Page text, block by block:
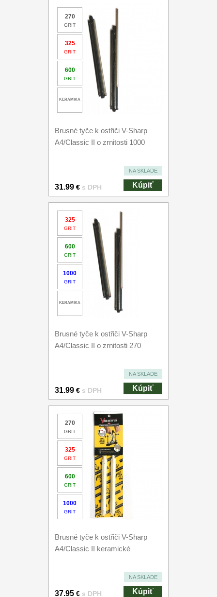
270
GRIT
325
GRIT
600
GRIT
KERAMIKA
Brusné tyče k ostřiči V-Sharp
A4/Classic II o zrnitosti 1000
NA SKLADE
31.99 € s DPH Kúpiť
325
GRIT
600
GRIT
1000
GRIT
KERAMIKA
Brusné tyče k ostřiči V-Sharp
A4/Classic II o zrnitosti 270
NA SKLADE
31.99 € s DPH Kúpiť
270
GRIT
325
GRIT
600
GRIT
1000
GRIT
Brusné tyče k ostřiči V-Sharp
A4/Classic II keramické
NA SKLADE
37.95 € s DPH Kúpiť